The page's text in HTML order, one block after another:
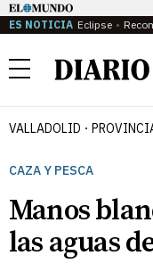
ES NOTICIA Eclipse
Menú
VALLADOLID
CAZA Y PESCA
Manos
las aguas